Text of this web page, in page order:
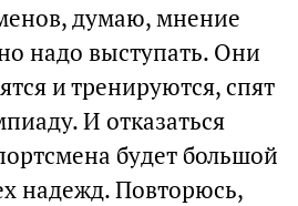
думаю, мнение
надо выступать. Они
и тренируются, спят
И отказаться
будет большой
надежд. Повторюсь,